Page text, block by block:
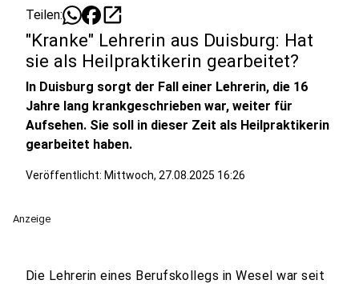
Teilen: open_in_new
"Kranke" Lehrerin aus Duisburg: Hat
sie als Heilpraktikerin gearbeitet?
In Duisburg sorgt der Fall einer Lehrerin, die 16
Jahre lang krankgeschrieben war, weiter für
Aufsehen. Sie soll in dieser Zeit als Heilpraktikerin
gearbeitet haben.
Veröffentlicht: Mittwoch, 27.08.2025 16:26
Anzeige
Die Lehrerin eines Berufskollegs in Wesel war seit